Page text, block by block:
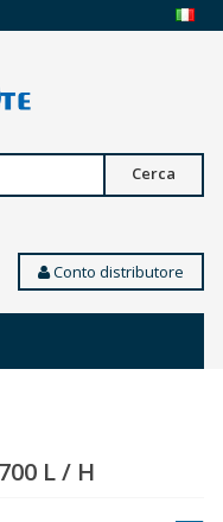
Cerca
Conto distributore
L / H